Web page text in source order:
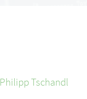
PhilippTschandl